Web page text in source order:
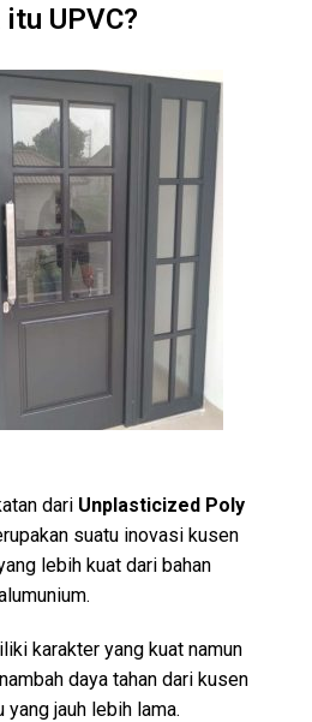
UPVC?
dari Unplasticized Poly
suatu inovasi kusen
lebih kuat dari bahan
karakter yang kuat namun
daya tahan dari kusen
yang jauh lebih lama.